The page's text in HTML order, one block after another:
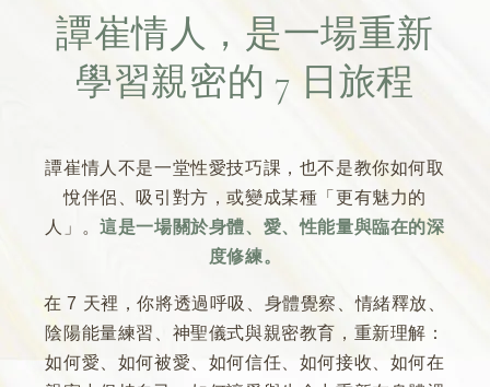
譚崔情人，是一場重新
學習親密的 7 日旅程
譚崔情人不是一堂性愛技巧課，也不是教你如何取
悅伴侶、吸引對方，或變成某種「更有魅力的
人」。這是一場關於身體、愛、性能量與臨在的深
度修練。
在 7 天裡，你將透過呼吸、身體覺察、情緒釋放、
陰陽能量練習、神聖儀式與親密教育，重新理解：
如何愛、如何被愛、如何信任、如何接收、如何在